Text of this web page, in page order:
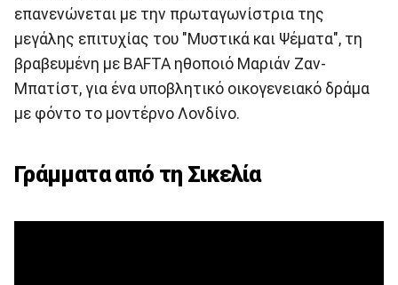
επανενώνεται με την πρωταγωνίστρια της
μεγάλης επιτυχίας του "Μυστικά και Ψέματα", τη
βραβευμένη με BAFTA ηθοποιό Μαριάν Ζαν-
Μπατίστ, για ένα υποβλητικό οικογενειακό δράμα
με φόντο το μοντέρνο Λονδίνο.
Γράμματα από τη Σικελία